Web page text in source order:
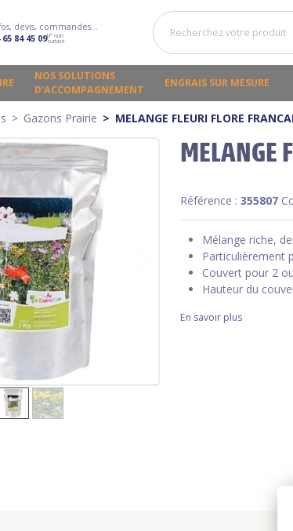
devis, commandes…
65 84 45 09N° non
surtaxé
NOS SOLUTIONS
D'ACCOMPAGNEMENT
ENGRAIS SUR MESURE
Gazons Prairie MELANGE FLEURI FLORE
MELANGE
Référence :355807
Mélange riche,
Particulièrement
Couvert pour 2
Hauteur du
En savoir plus